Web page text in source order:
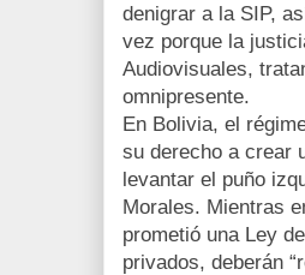
denigrar a la SIP,
vez porque la
Audiovisuales,
omnipresente.
En Bolivia, el
su derecho a crear
levantar el puño
Morales. Mientras
prometió una Ley
privados, deberán